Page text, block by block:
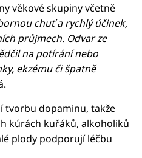
věkové skupiny včetně
chuť a rychlý účinek,
průjmech. Odvar ze
na potírání nebo
ekzému či špatně
tvorbu dopaminu, takže
kúrách kuřáků, alkoholiků
plody podporují léčbu